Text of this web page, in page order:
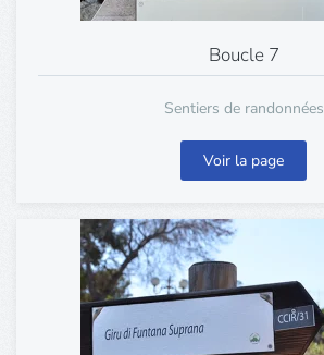
Boucle 7
Sentiers de randonnées
Voir la page